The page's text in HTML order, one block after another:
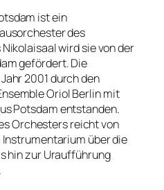
ist ein
des
wird sie von der
gefördert. Die
2001 durch den
Oriol Berlin mit
Potsdam entstanden.
Orchesters reicht von
über die
hin zur Uraufführung